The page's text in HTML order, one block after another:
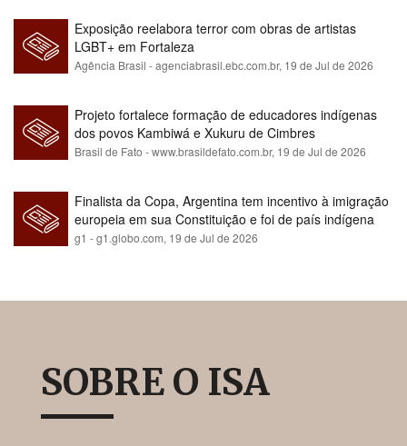
Exposição reelabora terror com obras de artistas
LGBT+ em Fortaleza
Agência Brasil - agenciabrasil.ebc.com.br, 19 de Jul de 2026
Projeto fortalece formação de educadores indígenas
dos povos Kambiwá e Xukuru de Cimbres
Brasil de Fato - www.brasildefato.com.br, 19 de Jul de 2026
Finalista da Copa, Argentina tem incentivo à imigração
europeia em sua Constituição e foi de país indígena
para maioria branca
g1 - g1.globo.com, 19 de Jul de 2026
SOBRE O ISA